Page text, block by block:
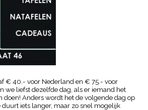
€ 40.- voor Nederland en € 75.- voor
we liefst dezelfde dag, als er iemand het
doen! Anders wordt het de volgende dag op
duurt iets langer, maar zo snel mogelijk